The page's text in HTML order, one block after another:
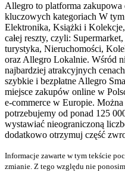
Allegro to platforma
kluczowych kategoriach W
Elektronika, Książki i
całej reszty, czyli:
turystyka, Nieruchomości,
oraz Allegro Lokalnie. Wśród
najbardziej atrakcyjnych
szybkie i bezpłatne Allegro
miejsce zakupów online w
e-commerce w Europie.
potrzebujemy od ponad 125
wystawiać nieograniczoną
dodatkowo otrzymuj część
Informacje zawarte w tym tekście
zmianie. Z tego względu nie